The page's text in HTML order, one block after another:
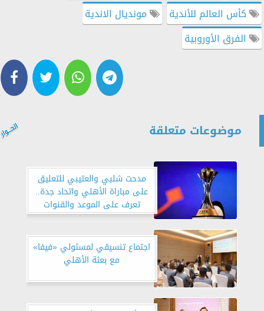
كأس العالم للأندية
مونديال الاندية
الفرق الأوروبية
موضوعات متعلقة
مدحت شلبي والعتيبي للتعليق
على مباراة الأهلي واتحاد جدة..
تعرف على الموعد والقنوات
الناقلة
اجتماع تنسيقي لمسئولي «فيفا»
مع بعثة الأهلي